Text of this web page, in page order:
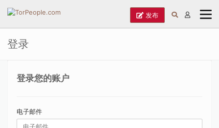
发布
登录
登录您的账户
电子邮件